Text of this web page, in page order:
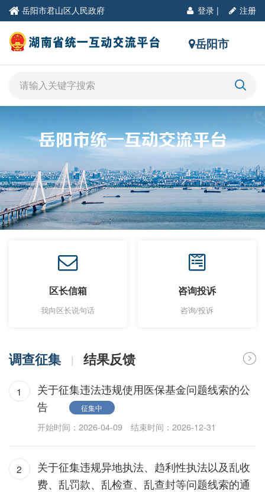
岳阳市君山区人民政府 登录 | 注册
岳阳市
岳阳市统一互动交流平台
区长信箱
我向区长说句话
咨询投诉
咨询/投诉
调查征集 | 结果反馈
1
关于征集违法违规使用医保基金问题线索的公
告
征集中
开始时间：2026-04-09 结束时间：2026-12-31
2
关于征集违规异地执法、趋利性执法以及乱收
费、乱罚款、乱检查、乱查封等问题线索的通